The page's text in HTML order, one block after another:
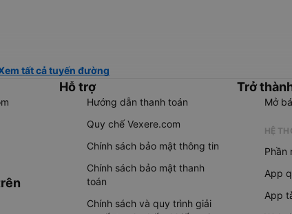
tất cả tuyến đường
Hỗ trợ
Hướng dẫn thanh toán
Quy chế Vexere.com
Chính sách bảo mật thông tin
Chính sách bảo mật thanh
toán
Chính sách và quy trình giải
Trở
Mở
HỆ
Phần
App
App